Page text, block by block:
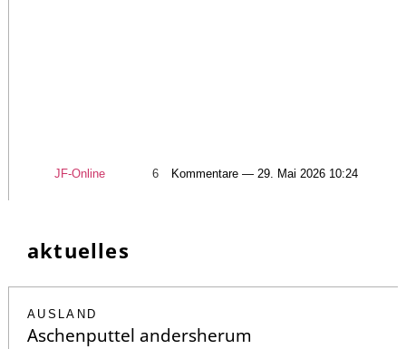
JF-Online 6 Kommentare — 29. Mai 2026 10:24
aktuelles
AUSLAND
Aschenputtel andersherum